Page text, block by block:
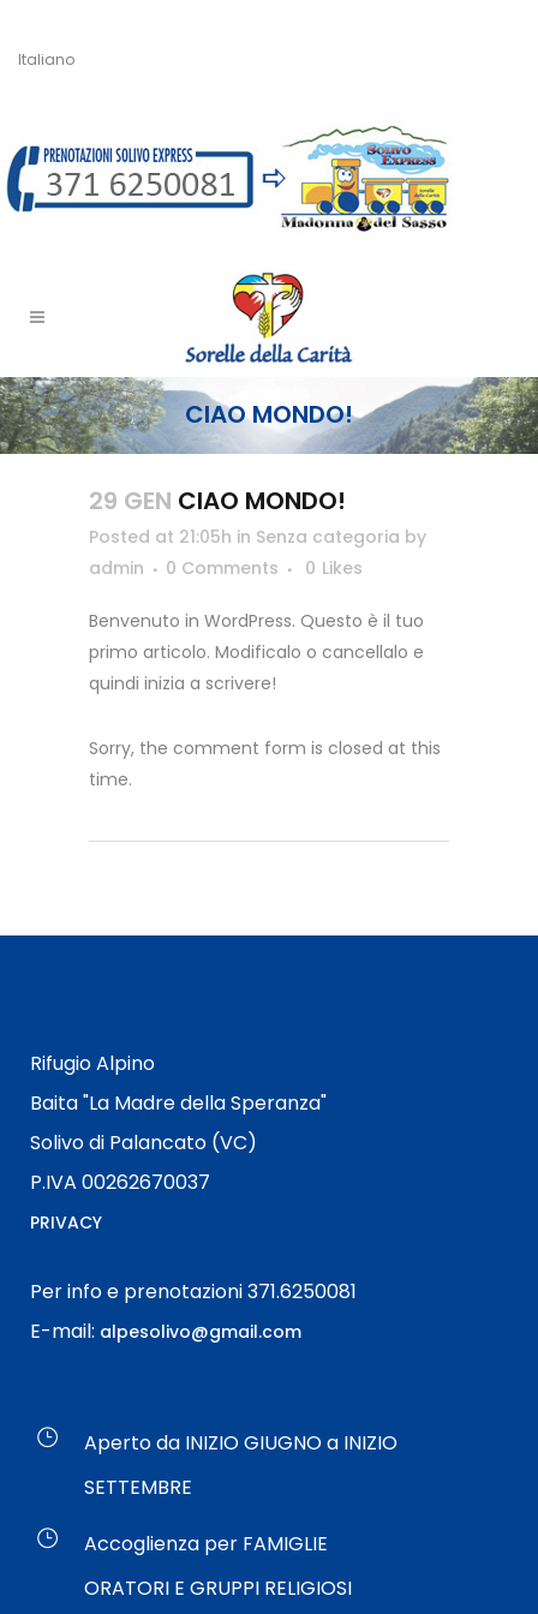
Italiano
CIAO MONDO!
29 GEN CIAO MONDO!
Posted at 21:05h in Senza categoria by
admin
0 Comments 0 Likes
Benvenuto in WordPress. Questo è il tuo
primo articolo. Modificalo o cancellalo e
quindi inizia a scrivere!
Sorry, the comment form is closed at this
time.
Rifugio Alpino
Baita "La Madre della Speranza"
Solivo di Palancato (VC)
P.IVA 00262670037
PRIVACY
Per info e prenotazioni 371.6250081
E-mail: alpesolivo@gmail.com
Aperto da INIZIO GIUGNO a INIZIO
SETTEMBRE
Accoglienza per FAMIGLIE
ORATORI E GRUPPI RELIGIOSI